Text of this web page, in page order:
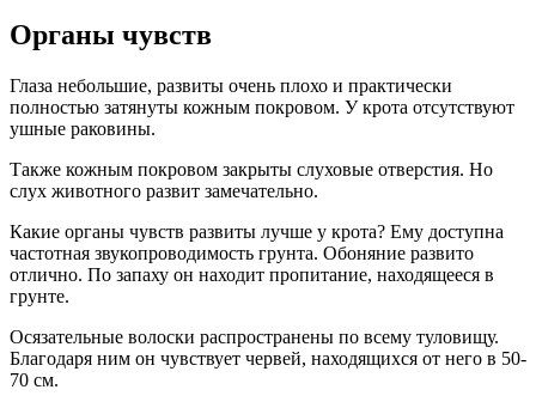
Органы чувств
Глаза небольшие, развиты очень плохо и практически
полностью затянуты кожным покровом. У крота отсутствуют
ушные раковины.
Также кожным покровом закрыты слуховые отверстия. Но
слух животного развит замечательно.
Какие органы чувств развиты лучше у крота? Ему доступна
частотная звукопроводимость грунта. Обоняние развито
отлично. По запаху он находит пропитание, находящееся в
грунте.
Осязательные волоски распространены по всему туловищу.
Благодаря ним он чувствует червей, находящихся от него в 50-
70 см.